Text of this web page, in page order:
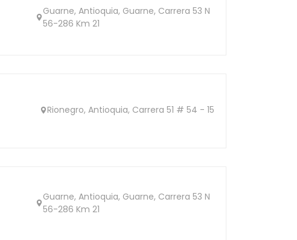
Guarne, Antioquia, Guarne, Carrera 53 N
56-286 Km 21
Rionegro, Antioquia, Carrera 51 # 54 - 15
Guarne, Antioquia, Guarne, Carrera 53 N
56-286 Km 21